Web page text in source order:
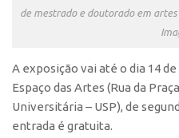
Pesquisa
CEPIDs
CEPIX
CPEs
de mestrado e doutorado em
A exposição vai até o dia 14
Espaço das Artes (Rua da
Universitária – USP), de
entrada é gratuita.